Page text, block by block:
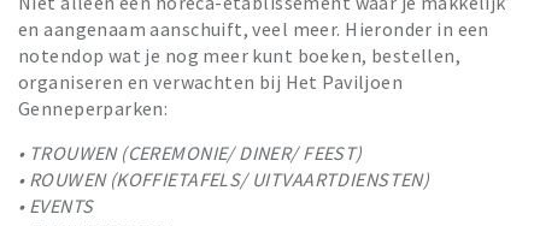
en aangenaam aanschuift, veel meer. Hieronder in een
notendop wat je nog meer kunt boeken, bestellen,
organiseren en verwachten bij Het Paviljoen
Genneperparken:
• TROUWEN (CEREMONIE/ DINER/ FEEST)
• ROUWEN (KOFFIETAFELS/ UITVAARTDIENSTEN)
• EVENTS